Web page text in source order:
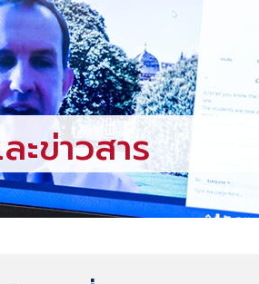
ข่าวสาร